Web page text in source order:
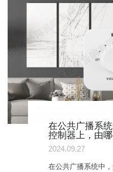
在公共广播系
控制器上，由
2024.09.27
在公共广播系统中